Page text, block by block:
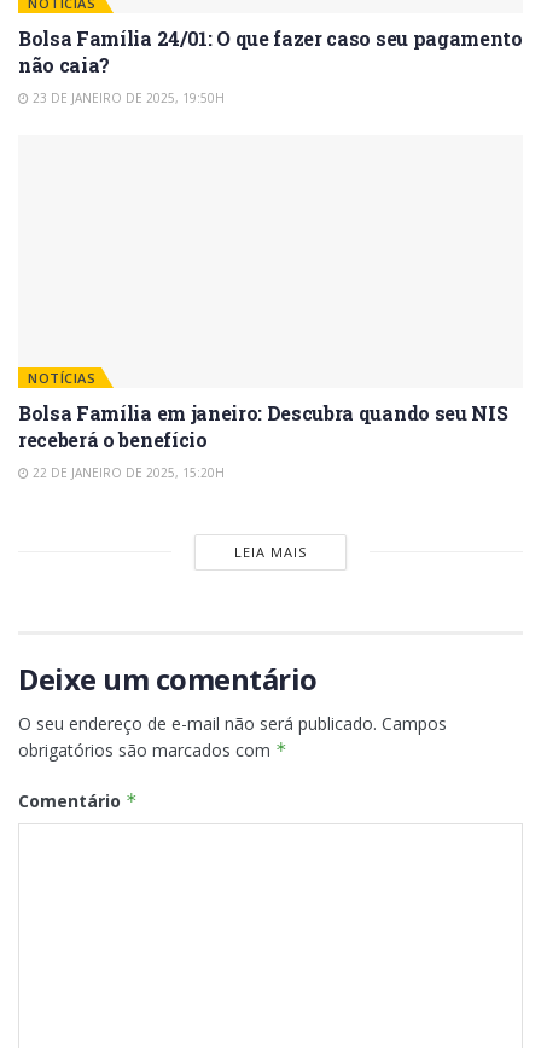
Bolsa Família 24/01: O que fazer caso seu pagamento
não caia?
23 DE JANEIRO DE 2025, 19:50H
NOTÍCIAS
Bolsa Família em janeiro: Descubra quando seu NIS
receberá o benefício
22 DE JANEIRO DE 2025, 15:20H
LEIA MAIS
Deixe um comentário
O seu endereço de e-mail não será publicado. Campos
obrigatórios são marcados com *
Comentário *